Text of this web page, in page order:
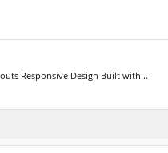
Responsive Design Built with...